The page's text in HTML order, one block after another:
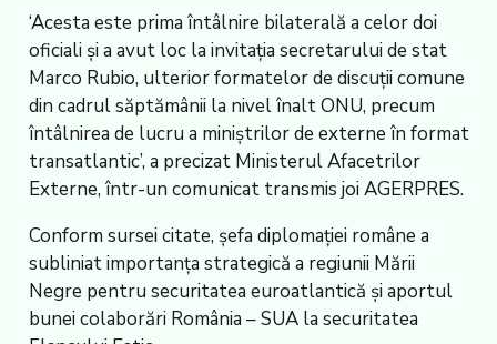
‘Acesta este prima întâlnire bilaterală a celor doi
oficiali și a avut loc la invitația secretarului de stat
Marco Rubio, ulterior formatelor de discuții comune
din cadrul săptămânii la nivel înalt ONU, precum
întâlnirea de lucru a miniștrilor de externe în format
transatlantic’, a precizat Ministerul Afacetrilor
Externe, într-un comunicat transmis joi AGERPRES.
Conform sursei citate, șefa diplomației române a
subliniat importanța strategică a regiunii Mării
Negre pentru securitatea euroatlantică și aportul
bunei colaborări România – SUA la securitatea